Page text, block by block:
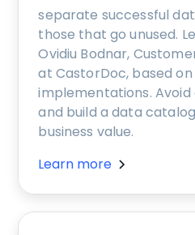
separate successful
those that go unused.
Ovidiu Bodnar,
at CastorDoc, based on
implementations.
and build a data
business value.
Learn more